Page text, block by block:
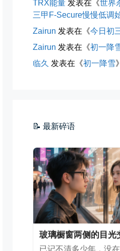
TRX能量 发表在《世界
三甲F-Secure慢慢低调
Zairun 发表在《今日初
Zairun 发表在《初一降
临久 发表在《初一降雪》
📝 最新碎语
玻璃橱窗两侧的目光
已记不清多少年，没
📅 04-30 07:47👤 Zairun